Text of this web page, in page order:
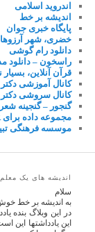
اندروید اسلامی
اندیشه بر خط
پایگاه خبری جوان
خضری، شهر آرزوها
دانلود رام گوشی
راسخون – دانلود
قرآن آنلاین،
کانال آموزشی
کانال سروشی
گنجور – گنجینه
مجموعه داده برای OCR فارسی
موسسه فرهنگی
اندیشه های یک معلم
سلام
به اندیشه بر خط
در این وبلاگ بنده
این یادداشتها این